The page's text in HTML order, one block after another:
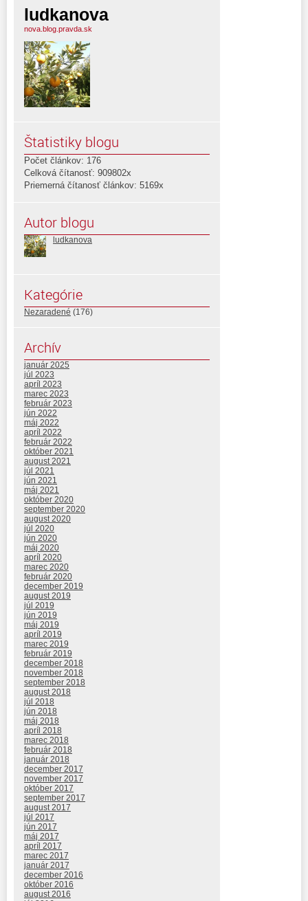
ludkanova
nova.blog.pravda.sk
Štatistiky blogu
Počet článkov: 176
Celková čítanosť: 909802x
Priemerná čítanosť článkov: 5169x
Autor blogu
ludkanova
Kategórie
Nezaradené (176)
Archív
január 2025
júl 2023
apríl 2023
marec 2023
február 2023
jún 2022
máj 2022
apríl 2022
február 2022
október 2021
august 2021
júl 2021
jún 2021
máj 2021
október 2020
september 2020
august 2020
júl 2020
jún 2020
máj 2020
apríl 2020
marec 2020
február 2020
december 2019
august 2019
júl 2019
jún 2019
máj 2019
apríl 2019
marec 2019
február 2019
december 2018
november 2018
september 2018
august 2018
júl 2018
jún 2018
máj 2018
apríl 2018
marec 2018
február 2018
január 2018
december 2017
november 2017
október 2017
september 2017
august 2017
júl 2017
jún 2017
máj 2017
apríl 2017
marec 2017
január 2017
december 2016
október 2016
august 2016